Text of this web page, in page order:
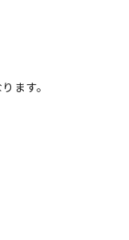
ます。